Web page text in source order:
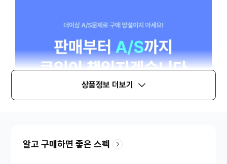
상품정보 더보기
알고 구매하면 좋은 스펙